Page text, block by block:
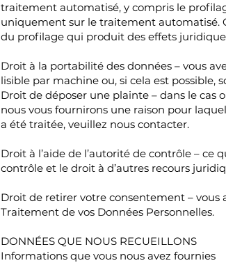
traitement automatisé, y compris le
uniquement sur le traitement automatisé.
du profilage qui produit des effets
Droit à la portabilité des données – vous
lisible par machine ou, si cela est possible,
Droit de déposer une plainte – dans le cas
nous vous fournirons une raison pour
a été traitée, veuillez nous contacter.
Droit à l’aide de l’autorité de contrôle – ce
contrôle et le droit à d’autres recours
Droit de retirer votre consentement –
Traitement de vos Données Personnelles.
DONNÉES QUE NOUS RECUEILLONS
Informations que vous nous avez fournies